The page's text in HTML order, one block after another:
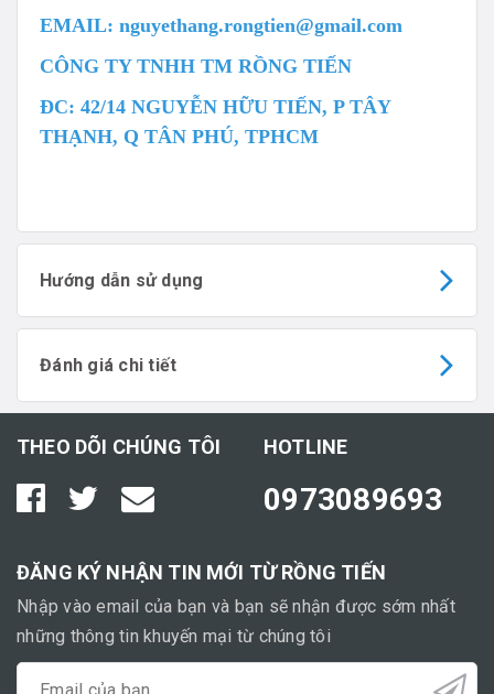
EMAIL: nguyethang.rongtien@gmail.com
CÔNG TY TNHH TM RỒNG TIẾN
ĐC: 42/14 NGUYỄN HỮU TIẾN, P TÂY
THẠNH, Q TÂN PHÚ, TPHCM
Hướng dẫn sử dụng
Đánh giá chi tiết
THEO DÕI CHÚNG TÔI HOTLINE
0973089693
ĐĂNG KÝ NHẬN TIN MỚI TỪ RỒNG TIẾN
Nhập vào email của bạn và bạn sẽ nhận được sớm nhất
những thông tin khuyến mại từ chúng tôi